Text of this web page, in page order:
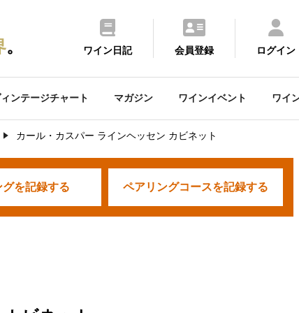
。 ワイン日記 会員登録 ログイン
ンテージチャート マガジン ワインイベント ワイ
カール・カスパー ラインヘッセン カビネット
グを記録する ペアリングコースを記録する